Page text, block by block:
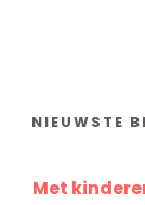
NIEUWSTE
Met